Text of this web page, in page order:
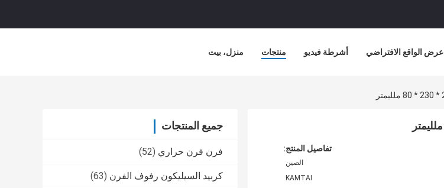
منزل، بيت منتجات أشرطة فيديو عرض الواقع الافتراضي
جميع المنتجات
فرن فرن حراري (52)
كربيد السيليكون رفوف الفرن (63)
تفاصيل المنتج:
الصين
KAMTAI